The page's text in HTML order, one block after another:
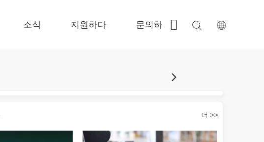
소식 지원하다 문의하기
더 >>